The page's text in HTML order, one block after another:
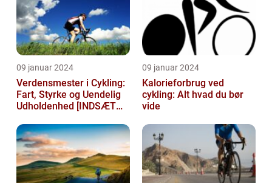
09 januar 2024
Verdensmester i Cykling:
Fart, Styrke og Uendelig
Udholdenhed [INDSÆT
09 januar 2024
Kalorieforbrug ved
cykling: Alt hvad du bør
vide